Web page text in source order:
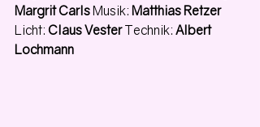
Margrit Carls Musik: Matthias Retzer
Licht: Claus Vester Technik: Albert
Lochmann